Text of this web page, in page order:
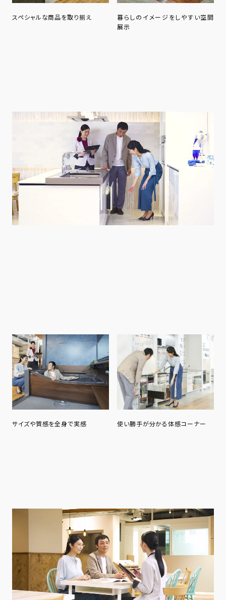
スペシャルな商品を取り揃え
暮らしのイメージをしやすい空間
展示
サイズや質感を全身で実感 使い勝手が分かる体感コーナー